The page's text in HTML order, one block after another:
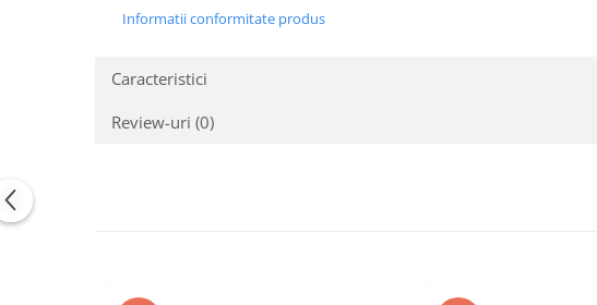
Informatii conformitate produs
Caracteristici
Review-uri (0)